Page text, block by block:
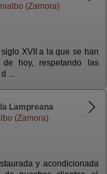
(Zamora)
XVII a la que se han
de hoy, respetando las
...
Lampreana
(Zamora)
y acondicionada